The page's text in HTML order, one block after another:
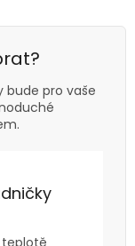
bude pro vaše